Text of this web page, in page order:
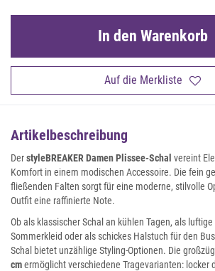
Auf die Merkliste
In den Warenkorb
Artikelbeschreibung
DerstyleBREAKER Damen Plissee-Schal vereint
Komfort in einem modischen Accessoire. Die fein
fließenden Falten sorgt für eine moderne, stilvolle
Outfit eine raffinierte Note.
Ob als klassischer Schal an kühlen Tagen, als
Sommerkleid oder als schickes Halstuch für den
Schal bietet unzählige Styling-Optionen. Die
cmermöglicht verschiedene Tragevarianten: locker